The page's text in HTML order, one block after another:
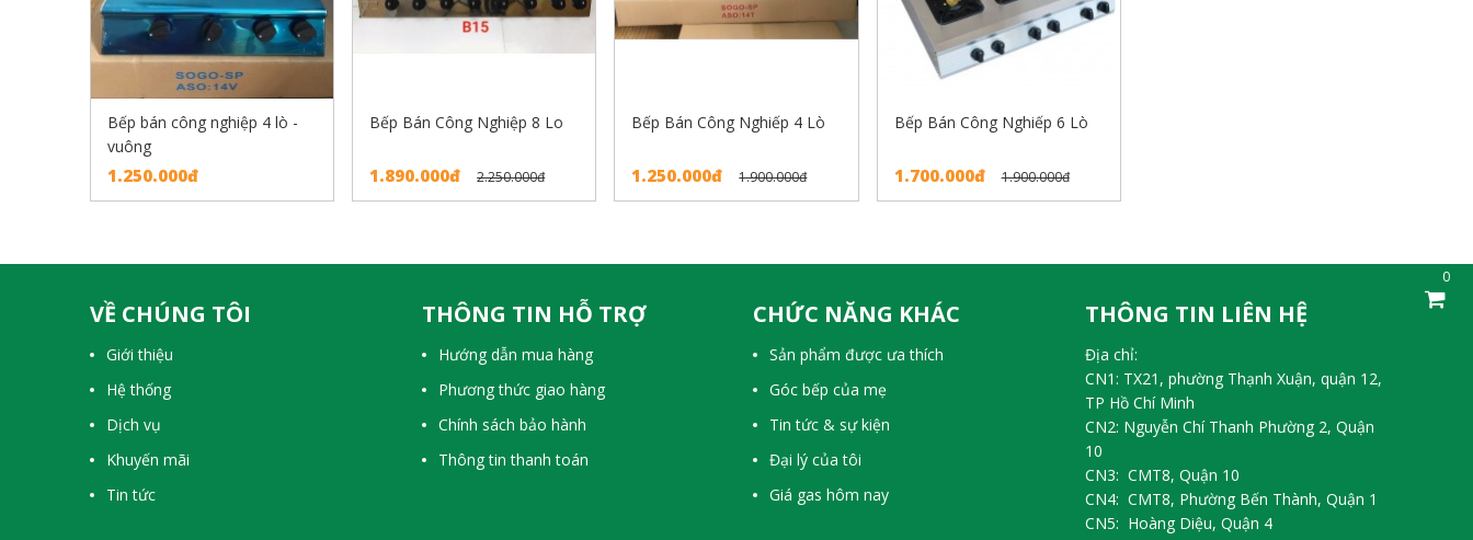
0
Bếp bán công nghiệp 4 lò -
vuông
1.250.000đ
Bếp Bán Công Nghiệp 8 Lo
1.890.000đ 2.250.000đ
Bếp Bán Công Nghiếp 4 Lò
1.250.000đ 1.900.000đ
Bếp Bán Công Nghiếp 6 Lò
1.700.000đ 1.900.000đ
VỀ CHÚNG TÔI
Giới thiệu
Hệ thống
Dịch vụ
Khuyến mãi
Tin tức
THÔNG TIN HỖ TRỢ
Hướng dẫn mua hàng
Phương thức giao hàng
Chính sách bảo hành
Thông tin thanh toán
CHỨC NĂNG KHÁC
Sản phẩm được ưa thích
Góc bếp của mẹ
Tin tức & sự kiện
Đại lý của tôi
Giá gas hôm nay
THÔNG TIN LIÊN HỆ
Địa chỉ:
CN1: TX21, phường Thạnh Xuận, quận 12,
TP Hồ Chí Minh
CN2: Nguyễn Chí Thanh Phường 2, Quận
10
CN3: CMT8, Quận 10
CN4: CMT8, Phường Bến Thành, Quận 1
CN5: Hoàng Diệu, Quận 4